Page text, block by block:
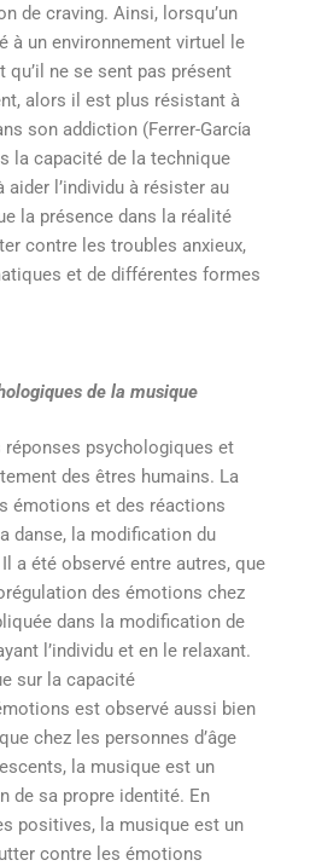
de craving. Ainsi, lorsqu’un
à un environnement virtuel le
qu’il ne se sent pas présent
alors il est plus résistant à
son addiction (Ferrer-Garcίa
la capacité de la technique
aider l’individu à résister au
la présence dans la réalité
contre les troubles anxieux,
et de différentes formes
de la musique
réponses psychologiques et
des êtres humains. La
émotions et des réactions
danse, la modification du
Il a été observé entre autres, que
des émotions chez
dans la modification de
l’individu et en le relaxant.
sur la capacité
est observé aussi bien
chez les personnes d’âge
la musique est un
de sa propre identité. En
positives, la musique est un
contre les émotions